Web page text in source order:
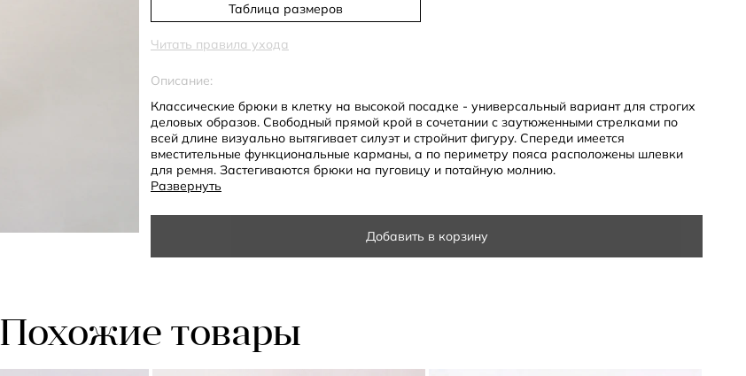
Таблица размеров
Читать правила ухода
Описание:
Классические брюки в клетку на высокой посадке - универсальный вариант для строгих
деловых образов. Свободный прямой крой в сочетании с заутюженными стрелками по
всей длине визуально вытягивает силуэт и стройнит фигуру. Спереди имеется
вместительные функциональные карманы, а по периметру пояса расположены шлевки
для ремня. Застегиваются брюки на пуговицу и потайную молнию.
- полная длина
Развернуть
Добавить в корзину
Похожие товары